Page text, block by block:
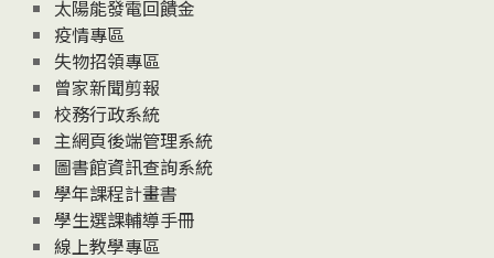
太陽能發電回饋金
疫情專區
失物招領專區
曾家新聞剪報
校務行政系統
主網頁後端管理系統
圖書館資訊查詢系統
學年課程計畫書
學生選課輔導手冊
線上教學專區